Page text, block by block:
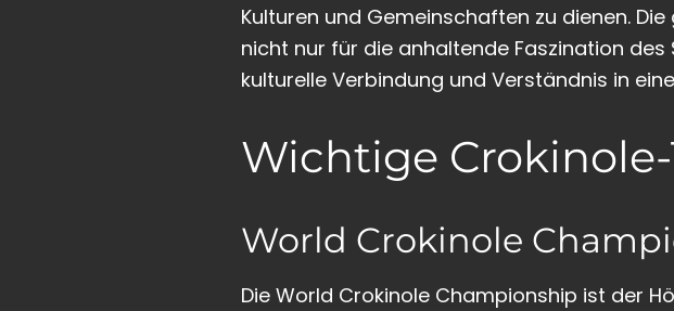
Kulturen und Gemeinschaften zu dienen.
nicht nur für die anhaltende Faszination
kulturelle Verbindung und Verständnis in
Wichtige
World Crokinole
Die World Crokinole Championship ist der